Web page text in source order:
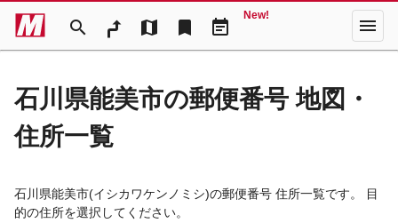
search map bookmark event_note
New! menu
石川県能美市の郵便番号 地図・
住所一覧
石川県能美市(イシカワケンノミシ)の郵便番号 住所一覧です。 目
的の住所を選択してください。